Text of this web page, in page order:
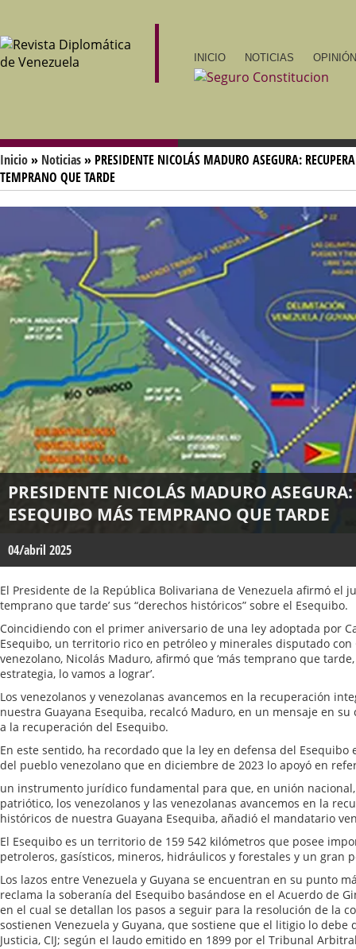
INICIO NOTICIAS
Inicio» Noticias» PRESIDENTE NICOLÁS MADURO ASEGURA:
TEMPRANO QUE TARDE
PRESIDENTE NICOLÁS MADURO
ESEQUIBO MÁS TEMPRANO QUE TARDE
04/abril 2025
El Presidente de la República Bolivariana de Venezuela afirmó el
temprano que tarde’ sus “derechos históricos” sobre el Esequibo.
Coincidiendo con el primer aniversario de una ley adoptada por
Esequibo, un territorio rico en petróleo y minerales disputado con
venezolano, Nicolás Maduro, afirmó que ‘más temprano que
estrategia, lo vamos a lograr’.
Los venezolanos y venezolanas avancemos en la recuperación
nuestra Guayana Esequiba, recalcó Maduro, en un mensaje en
a la recuperación del Esequibo.
En este sentido, ha recordado que la ley en defensa del
del pueblo venezolano que en diciembre de 2023 lo apoyó en
un instrumento jurídico fundamental para que, en unión
patriótico, los venezolanos y las venezolanas avancemos en la
históricos de nuestra Guayana Esequiba, añadió el mandatario
El Esequibo es un territorio de 159 542 kilómetros que posee
petroleros, gasísticos, mineros, hidráulicos y forestales y un gran
Los lazos entre Venezuela y Guyana se encuentran en su punto
reclama la soberanía del Esequibo basándose en el Acuerdo de
en el cual se detallan los pasos a seguir para la resolución de la
sostienen Venezuela y Guyana, que sostiene que el litigio lo
Justicia, CIJ; según eI laudo emitido en 1899 por el Tribunal